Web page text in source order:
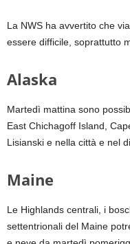
La NWS ha avvertito che
essere difficile, soprattutto
Alaska
Martedì mattina sono
East Chichagoff Island,
Lisianski e nella città e nel
Maine
Le Highlands centrali, i
settentrionali del Maine